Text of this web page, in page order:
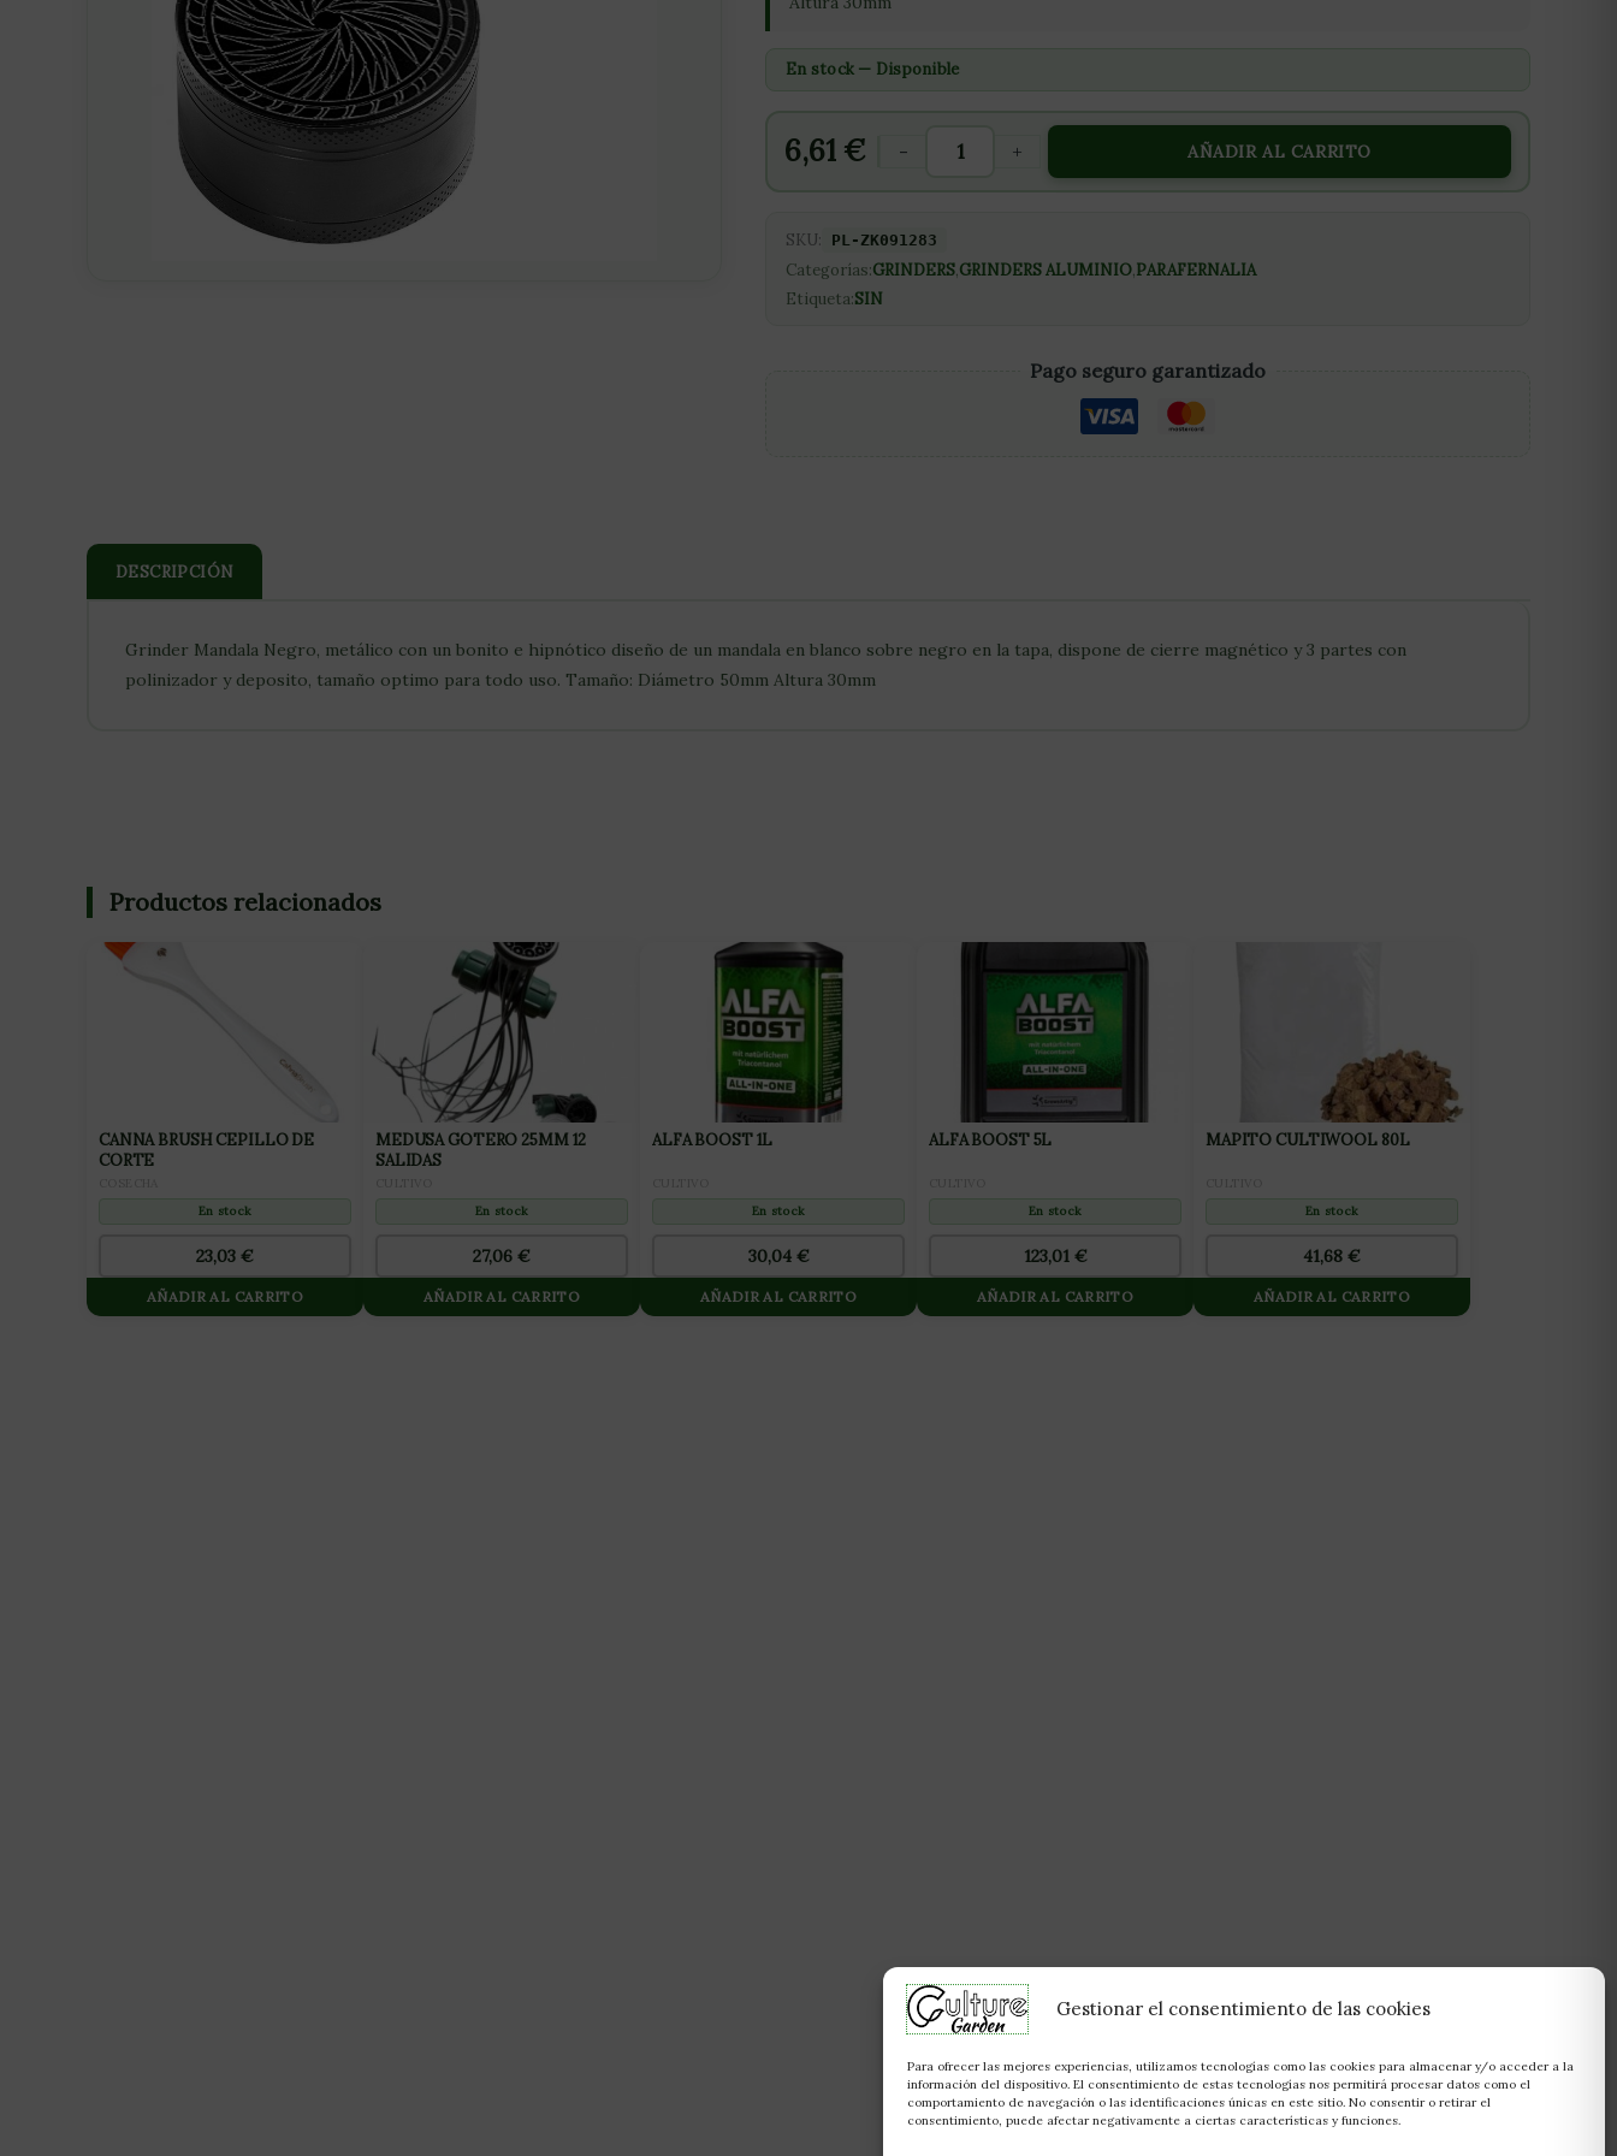
Gestionar el consentimiento de las cookies
Para ofrecer las mejores experiencias, utilizamos tecnologías como las cookies para almacenar y/o acceder a la
información del dispositivo. El consentimiento de estas tecnologías nos permitirá procesar datos como el
comportamiento de navegación o las identificaciones únicas en este sitio. No consentir o retirar el
consentimiento, puede afectar negativamente a ciertas características y funciones.
En stock — Disponible
6,61 € - + AÑADIR AL CARRITO
SKU: PL-ZK091283
Categorías:GRINDERS,GRINDERS ALUMINIO,PARAFERNALIA
Etiqueta:SIN
Pago seguro garantizado
DESCRIPCIÓN
Grinder Mandala Negro, metálico con un bonito e hipnótico diseño de un mandala en blanco sobre negro en la tapa, dispone de cierre magnético y 3 partes con
polinizador y deposito, tamaño optimo para todo uso. Tamaño: Diámetro 50mm Altura 30mm
Productos relacionados
CANNA BRUSH CEPILLO DE
CORTE
En stock
23,03 €
AÑADIR AL CARRITO
MEDUSA GOTERO 25MM 12
SALIDAS
En stock
27,06 €
AÑADIR AL CARRITO
ALFA BOOST 1L
En stock
30,04 €
AÑADIR AL CARRITO
ALFA BOOST 5L
En stock
123,01 €
AÑADIR AL CARRITO
MAPITO CULTIWOOL 80L
En stock
41,68 €
AÑADIR AL CARRITO